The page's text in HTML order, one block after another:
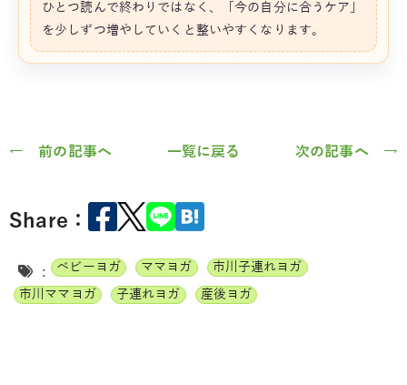
ひとつ読んで終わりではなく、「今の自分に合うケア」
を少しずつ増やしていくと整いやすくなります。
← 前の記事へ 一覧に戻る 次の記事へ →
Share：
: ベビーヨガ ママヨガ
市川子連れヨガ
市川ママヨガ
子連れヨガ 産後ヨガ